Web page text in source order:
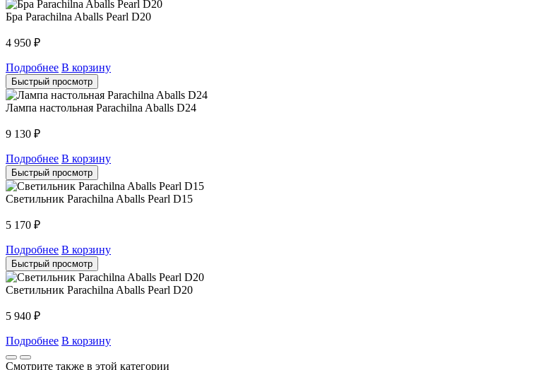
Бра Parachilna Aballs Pearl D20
4 950 ₽
Подробнее В корзину
Быстрый просмотр
Лампа настольная Parachilna Aballs D24
9 130 ₽
Подробнее В корзину
Быстрый просмотр
Светильник Parachilna Aballs Pearl D15
5 170 ₽
Подробнее В корзину
Быстрый просмотр
Светильник Parachilna Aballs Pearl D20
5 940 ₽
Подробнее В корзину
Смотрите также в этой категории